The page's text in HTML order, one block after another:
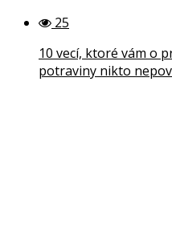
25
10 vecí, ktoré vám o
potraviny nikto